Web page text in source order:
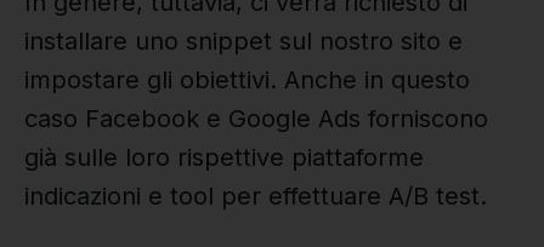
installare uno snippet sul nostro sito e
impostare gli obiettivi. Anche in questo
caso Facebook e Google Ads forniscono
già sulle loro rispettive piattaforme
indicazioni e tool per effettuare A/B test.